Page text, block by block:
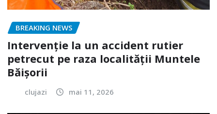
BREAKING NEWS
Intervenție la un accident rutier
petrecut pe raza localității Muntele
Băișorii
clujazi mai 11, 2026